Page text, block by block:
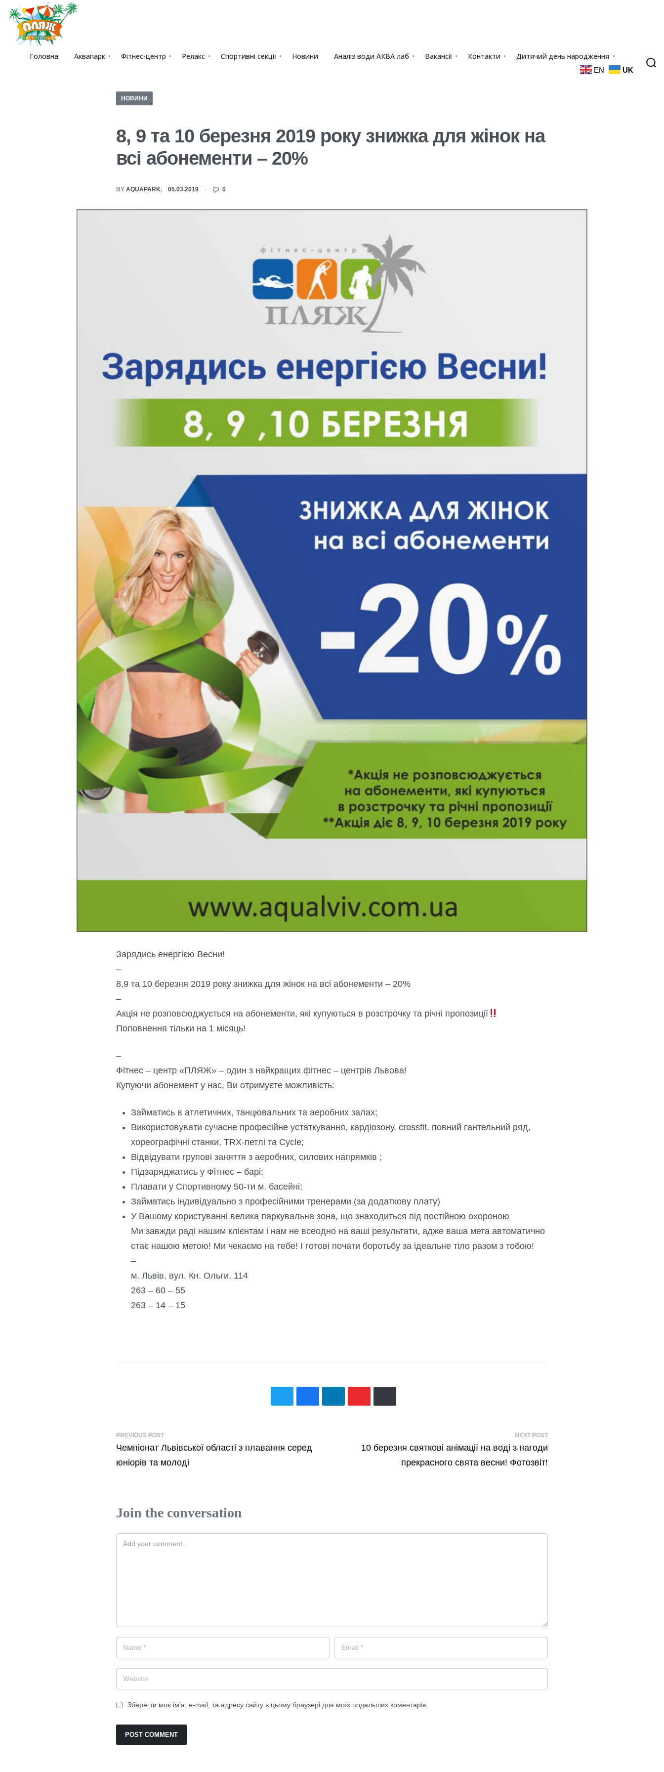
Головна Аквапарк Фітнес-центр Релакс Спортивні секції Новини Аналіз води АКВА лаб​ Вакансії Контакти Дитячий день народження
EN UK
НОВИНИ
8, 9 та 10 березня 2019 року знижка для жінок на
всі абонементи – 20%
BYAQUAPARK 05.03.2019 0
Зарядись енергією Весни!
–
8,9 та 10 березня 2019 року знижка для жінок на всі абонементи – 20%
–
Акція не розповсюджується на абонементи, які купуються в розстрочку та річні пропозиції
Поповнення тільки на 1 місяць!
–
Фітнес – центр «ПЛЯЖ» – один з найкращих фітнес – центрів Львова!
Купуючи абонемент у нас, Ви отримуєте можливість:
Займатись в атлетичних, танцювальних та аеробних залах;
Використовувати сучасне професійне устаткування, кардіозону, crossfit, повний гантельний ряд,
хореографічні станки, TRX-петлі та Cycle;
Відвідувати групові заняття з аеробних, силових напрямків ;
Підзаряджатись у Фітнес – барі;
Плавати у Спортивному 50-ти м. басейні;
Займатись індивідуально з професійними тренерами (за додаткову плату)
У Вашому користуванні велика паркувальна зона, що знаходиться під постійною охороною
️Ми завжди раді нашим клієнтам і нам не всеодно на ваші результати, адже ваша мета автоматично
стає нашою метою! Ми чекаємо на тебе! І готові почати боротьбу за ідеальне тіло разом з тобою!
–
м. Львів, вул. Кн. Ольги, 114
263 – 60 – 55
263 – 14 – 15
PREVIOUS POST
Чемпіонат Львівської області з плавання серед
юніорів та молоді
NEXT POST
10 березня святкові анімації на воді з нагоди
прекрасного свята весни! Фотозвіт!
Join the conversation
Зберегти моє ім'я, e-mail, та адресу сайту в цьому браузері для моїх подальших коментарів.